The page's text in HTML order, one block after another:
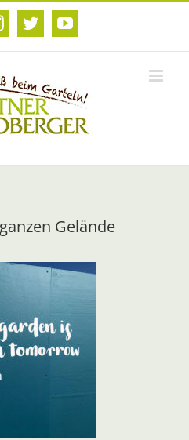
TwitterYouTube
Gelände